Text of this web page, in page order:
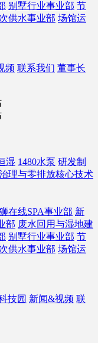
别墅行业事业部 节
供水事业部 场馆运
频 联系我们 董事长
湿 1480水泵 研发制
理与零排放核心技术
在线SPA事业部 新
部 废水回用与湿地建
别墅行业事业部 节
供水事业部 场馆运
技园 新闻&视频 联